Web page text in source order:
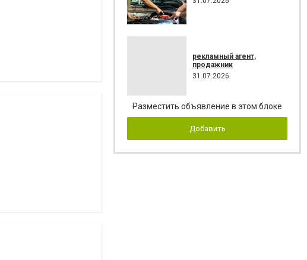
рекламный агент,
продажник
31.07.2026
Разместить объявление в этом блоке
Добавить